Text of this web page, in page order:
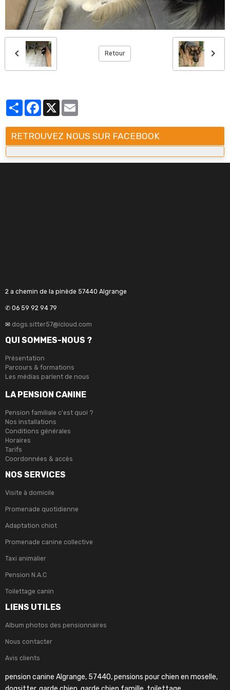
Retour
PartagerFacebook
X
RETROUVEZ NOUS SUR FACEBOOK
2 a chemin de la pinède 57440 Algrange
✆ 06 59 92 94 79
✉ dogs.sitter57@icloud.com
QUI SOMMES-NOUS ?
Présentation
Parcours & formations
Les médias parlent de nous
LA PENSION CANINE
Pension familiale c'est quoi ?
Nos installations
Conditions générales
Horaires
Tarifs
Coordonnées & accès
NOS SERVICES
Visite à domicile
Promenade quotidienne
Adaptation chiot
Promenade canine collective
Taxi animalier
Pension N.A.C
Toilettage canin
LIENS UTILES
Album photos des pensionnaires
Nous contacter
Avis clients
pension canine Algrange, 57440, pensions pour chien en moselle,